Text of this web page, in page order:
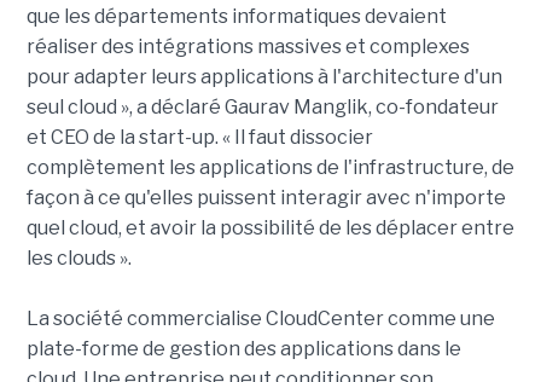
que les départements informatiques devaient
réaliser des intégrations massives et complexes
pour adapter leurs applications à l'architecture d'un
seul cloud », a déclaré Gaurav Manglik, co-fondateur
et CEO de la start-up. « Il faut dissocier
complètement les applications de l'infrastructure, de
façon à ce qu'elles puissent interagir avec n'importe
quel cloud, et avoir la possibilité de les déplacer entre
les clouds ».
La société commercialise CloudCenter comme une
plate-forme de gestion des applications dans le